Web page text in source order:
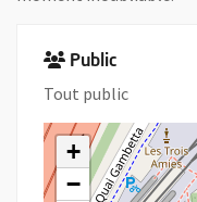
Public
Tout public
+
−